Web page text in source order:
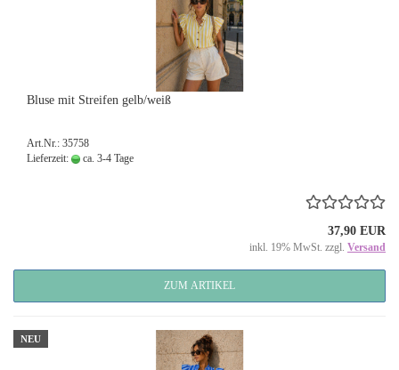
Bluse mit Streifen gelb/weiß
Art.Nr.: 35758
Lieferzeit:
ca. 3-4 Tage
37,90 EUR
inkl. 19% MwSt. zzgl. Versand
ZUM ARTIKEL
NEU